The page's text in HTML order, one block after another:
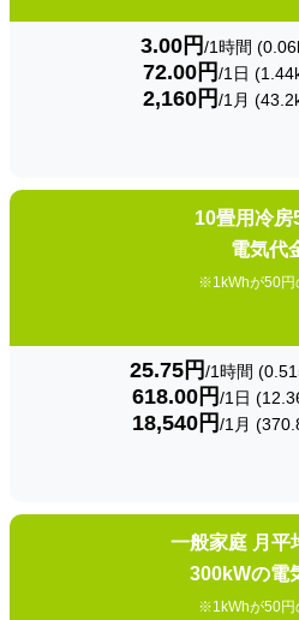
3.00円/1時間
72.00円/1日
2,160円/1月
10畳用冷房
電気代
※1kWhが50円
25.75円/1時間
618.00円/1日
18,540円/1月
一般家庭 月平
300kWの電
※1kWhが50円